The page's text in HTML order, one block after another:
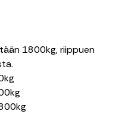
1800kg, riippuen